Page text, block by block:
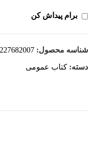
برام پیداش کن
شناسه محصول:
دسته: کتاب عمومی